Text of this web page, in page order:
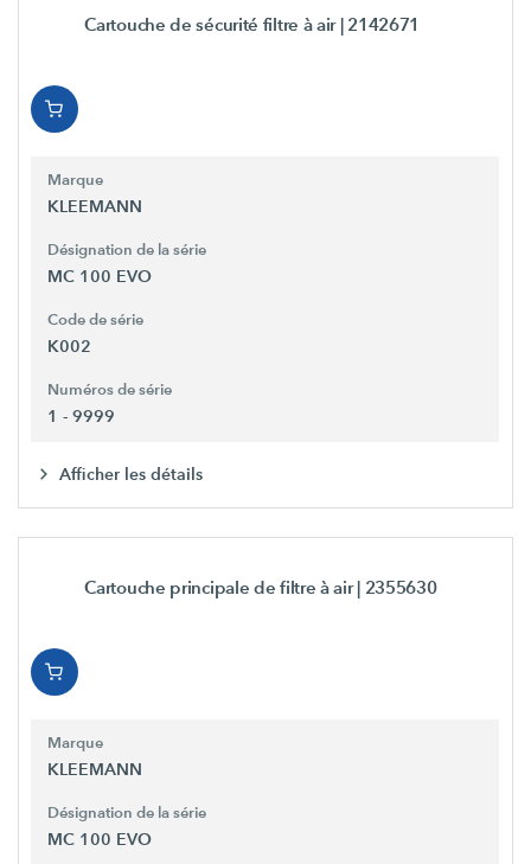
Cartouche de sécurité filtre à air | 2142671
Marque
KLEEMANN
Désignation de la série
MC 100 EVO
Code de série
K002
Numéros de série
1 - 9999
Afficher les détails
Cartouche principale de filtre à air| 2355630
Marque
KLEEMANN
Désignation de la série
MC 100 EVO